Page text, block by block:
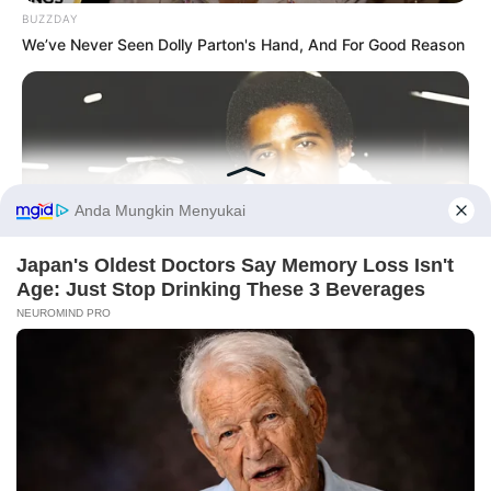
Haico Van der Veken
Yasmin Napper
TULIS KOMENTAR
Alamat email Anda tidak akan dipublikasikan. Ruas yang wajib ditandai
BUZZDAY
We’ve Never Seen Dolly Parton's Hand, And For Good Reason
The Truth About Barack Obama's Parents Is Spilling Out
Before You Go